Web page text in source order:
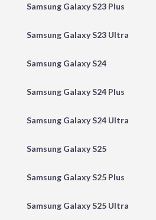
Samsung Galaxy S23 Plus
Samsung Galaxy S23 Ultra
Samsung Galaxy S24
Samsung Galaxy S24 Plus
Samsung Galaxy S24 Ultra
Samsung Galaxy S25
Samsung Galaxy S25 Plus
Samsung Galaxy S25 Ultra